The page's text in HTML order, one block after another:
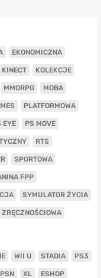
EKONOMICZNA
KINECT KOLEKCJE
MMORPG MOBA
PLATFORMOWA
EYE PS MOVE
RTS
SPORTOWA
FPP
SYMULATOR ŻYCIA
ZRĘCZNOŚCIOWA
WII U STADIA PS3
PSN XL ESHOP